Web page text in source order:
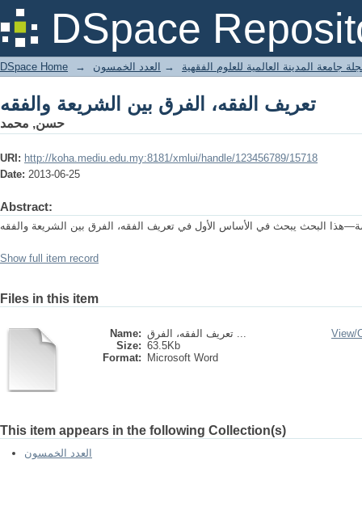
DSpace
تعريف الفقه، الفرق بين الشريعة والفقه
DSpace Home → جامعة المدينة العالمية للعلوم الفقهية → العدد الخمسون
تعريف الفقه، الفرق بين الشريعة والفقه
حسن, محمد
URI: http://koha.mediu.edu.my:8181/xmlui/handle/123456789/15718
Date: 2013-06-25
Abstract:
Show full item record
Files in this item
Name:
تعريف الفقه، الفرق ...
Size: 63.5Kb
Format:
Microsoft Word
View/
This item appears in the following Collection(s)
العدد الخمسون